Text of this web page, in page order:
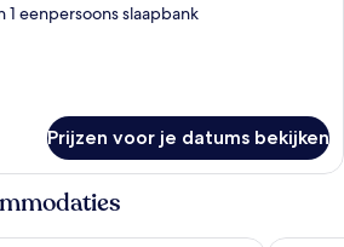
eenpersoons slaapbank
Prijzen voor je datums bekijken